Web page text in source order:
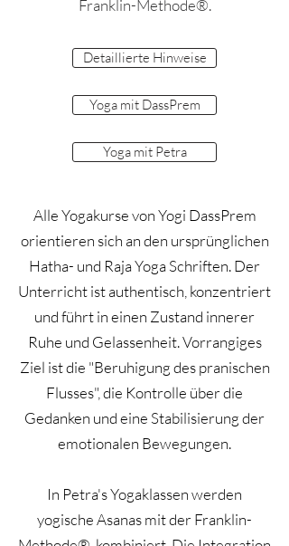
Franklin-Methode®.
Detaillierte Hinweise
Yoga mit DassPrem
Yoga mit Petra
Alle Yogakurse von Yogi DassPrem
orientieren sich an den ursprünglichen
Hatha- und Raja Yoga Schriften. Der
Unterricht ist authentisch, konzentriert
und führt in einen Zustand innerer
Ruhe und Gelassenheit. Vorrangiges
Ziel ist die "Beruhigung des pranischen
Flusses", die Kontrolle über die
Gedanken und eine Stabilisierung der
emotionalen Bewegungen.
In Petra's Yogaklassen werden
yogische Asanas mit der Franklin-